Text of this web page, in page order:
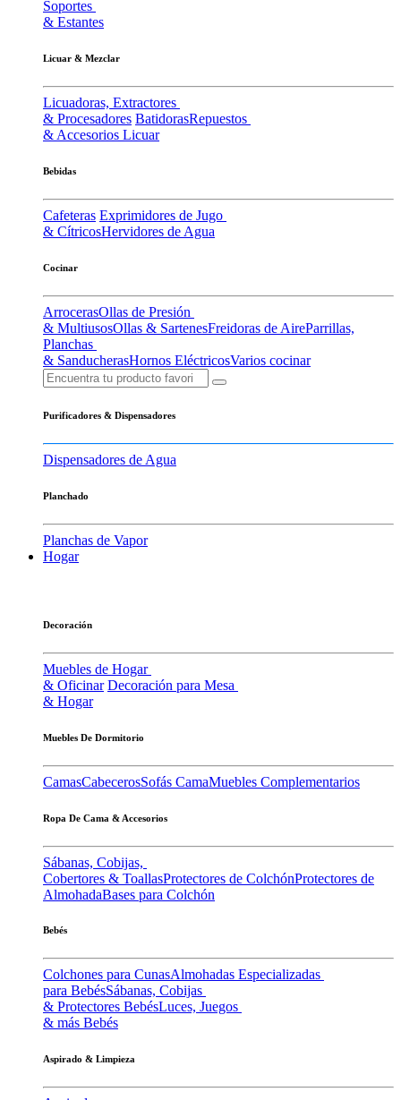
Soportes
& Estantes
Licuar & Mezclar
Licuadoras, Extractores
& Procesadores BatidorasRepuestos
& Accesorios Licuar
Bebidas
Cafeteras Exprimidores de Jugo
& CítricosHervidores de Agua
Cocinar
ArrocerasOllas de Presión
& MultiusosOllas & SartenesFreidoras de AireParrillas,
Planchas
& SanducherasHornos EléctricosVarios cocinar
Purificadores & Dispensadores
Dispensadores de Agua
Planchado
Planchas de Vapor
Hogar
Decoración
Muebles de Hogar
& Oficinar Decoración para Mesa
& Hogar
Muebles De Dormitorio
CamasCabecerosSofás CamaMuebles Complementarios
Ropa De Cama & Accesorios
Sábanas, Cobijas,
Cobertores & ToallasProtectores de ColchónProtectores de
AlmohadaBases para Colchón
Bebés
Colchones para CunasAlmohadas Especializadas
para BebésSábanas, Cobijas
& Protectores BebésLuces, Juegos
& más Bebés
Aspirado & Limpieza